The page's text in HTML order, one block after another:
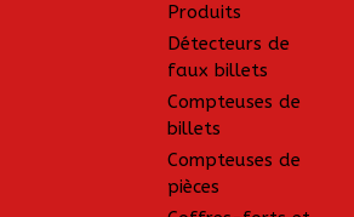
Produits
Détecteurs de
faux billets
Compteuses de
billets
Compteuses de
pièces